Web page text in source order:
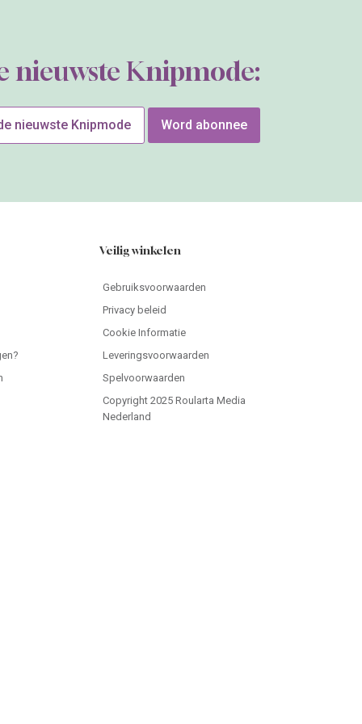
nieuwste Knipmode:
nieuwste Knipmode Word abonnee
Veilig winkelen
Gebruiksvoorwaarden
Privacy beleid
Cookie Informatie
Leveringsvoorwaarden
Spelvoorwaarden
Copyright 2025 Roularta Media
Nederland